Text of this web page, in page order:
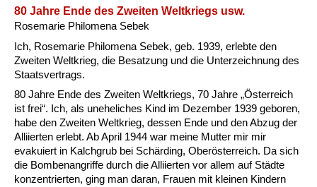
80 Jahre Ende des Zweiten Weltkriegs usw.
Rosemarie Philomena Sebek
Ich, Rosemarie Philomena Sebek, geb. 1939, erlebte den
Zweiten Weltkrieg, die Besatzung und die Unterzeichnung des
Staatsvertrags.
80 Jahre Ende des Zweiten Weltkriegs, 70 Jahre „Österreich
ist frei“. Ich, als uneheliches Kind im Dezember 1939 geboren,
habe den Zweiten Weltkrieg, dessen Ende und den Abzug der
Alliierten erlebt. Ab April 1944 war meine Mutter mir mir
evakuiert in Kalchgrub bei Schärding, Oberösterreich. Da sich
die Bombenangriffe durch die Alliierten vor allem auf Städte
konzentrierten, ging man daran, Frauen mit kleinen Kindern